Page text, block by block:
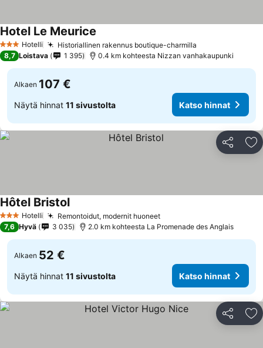
3 Tähtiluokitus
Hotelli Historiallinen rakennus boutique-charmilla
Hotel Le Meurice
8,7 Loistava 1 395 0.4 km kohteesta Nizzan vanhakaupunki
Alkaen 107 €
Näytä hinnat 11 sivustolta Katso hinnat
Jaa
3 Tähtiluokitus
Hotelli Remontoidut, modernit huoneet
Hôtel Bristol
7,6 Hyvä 3 035 2.0 km kohteesta La Promenade des Anglais
Alkaen 52 €
Näytä hinnat 11 sivustolta Katso hinnat
Jaa